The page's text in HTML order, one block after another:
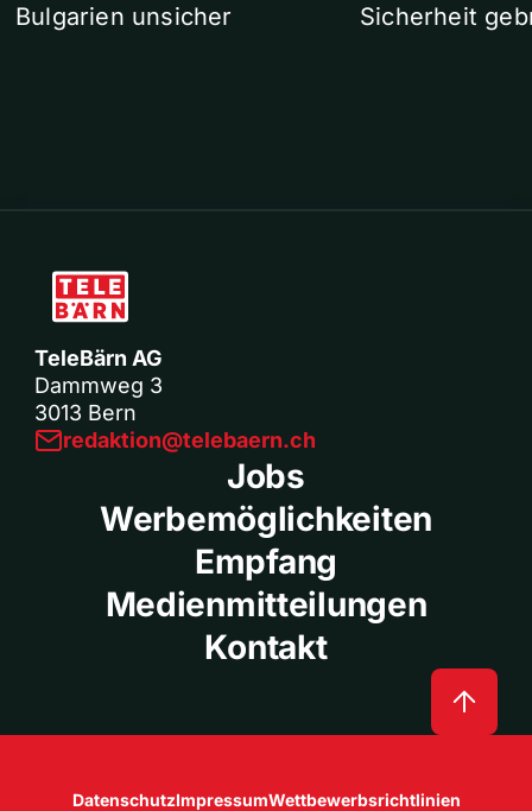
Bulgarien unsicher
Sicherheit
TeleBärn AG
Dammweg 3
3013 Bern
redaktion@telebaern.ch
Jobs
Werbemöglichkeiten
Empfang
Medienmitteilungen
Kontakt
DatenschutzImpressumWettbewerbsrichtlinien